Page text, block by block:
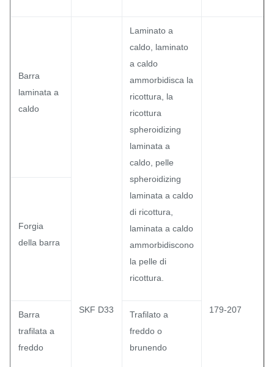
Barra
laminata a
caldo
SKF D33
Laminato a
caldo, laminato
a caldo
ammorbidisca la
ricottura, la
ricottura
spheroidizing
laminata a
caldo, pelle
spheroidizing
laminata a caldo
di ricottura,
laminata a caldo
ammorbidiscono
la pelle di
ricottura.
179-207
Forgia
della barra
Barra
trafilata a
freddo
Trafilato a
freddo o
brunendo